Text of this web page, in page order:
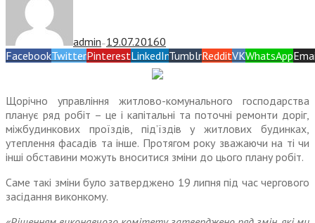
admin — 19.07.20160
FacebookTwitterPinterestLinkedInTumblrRedditVKWhatsApp
Щорічно управління житлово-комунального господарства
планує ряд робіт – це і капітальні та поточні ремонти доріг,
міжбудинкових проїздів, під’їздів у житлових будинках,
утеплення фасадів та інше. Протягом року зважаючи на ті чи
інші обставини можуть вноситися зміни до цього плану робіт.
Саме такі зміни було затверджено 19 липня під час чергового
засідання виконкому.